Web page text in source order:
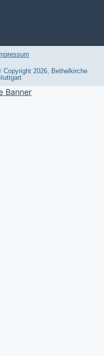
Copyright 2026, Bethelkirche
Banner